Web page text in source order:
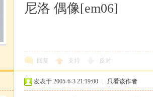
尼洛 偶像[em06]
回复 支持 反对
发表于 2005-6-3 21:19:00 只看该作者